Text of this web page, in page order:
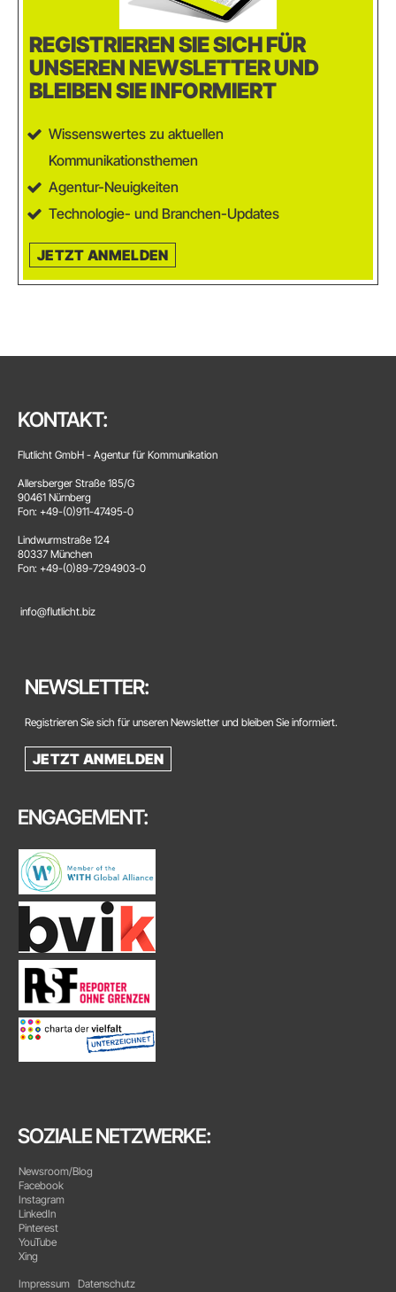
REGISTRIEREN SIE SICH FÜR
UNSEREN NEWSLETTER UND
BLEIBEN SIE INFORMIERT
Wissenswertes zu aktuellen
Kommunikationsthemen
Agentur-Neuigkeiten
Technologie- und Branchen-Updates
JETZT ANMELDEN
KONTAKT:
Flutlicht GmbH - Agentur für Kommunikation
Allersberger Straße 185/G
90461 Nürnberg
Fon: +49-(0)911-47495-0
Lindwurmstraße 124
80337 München
Fon: +49-(0)89-7294903-0
info@flutlicht.biz
NEWSLETTER:
Registrieren Sie sich für unseren Newsletter und bleiben Sie informiert.
JETZT ANMELDEN
ENGAGEMENT:
SOZIALE NETZWERKE:
Newsroom/Blog
Facebook
Instagram
LinkedIn
Pinterest
YouTube
Xing
Impressum Datenschutz